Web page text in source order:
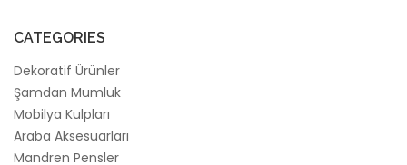
CATEGORIES
Dekoratif Ürünler
Şamdan Mumluk
Mobilya Kulpları
Araba Aksesuarları
Mandren Pensler